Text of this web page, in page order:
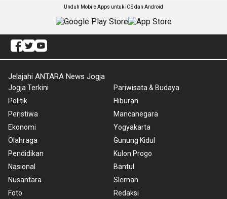
Unduh Mobile Apps untuk iOS dan Android
Jelajahi ANTARA News Jogja
Jogja Terkini
Politik
Peristiwa
Ekonomi
Olahraga
Pendidikan
Nasional
Nusantara
Foto
Pariwisata & Budaya
Hiburan
Mancanegara
Yogyakarta
Gunung Kidul
Kulon Progo
Bantul
Sleman
Redaksi